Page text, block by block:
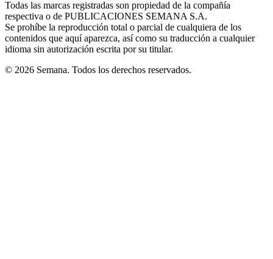
new
window
Todas las marcas registradas son propiedad de la compañía
respectiva o de PUBLICACIONES SEMANA S.A.
Se prohíbe la reproducción total o parcial de cualquiera de los
contenidos que aquí aparezca, así como su traducción a cualquier
idioma sin autorización escrita por su titular.
© 2026 Semana. Todos los derechos reservados.